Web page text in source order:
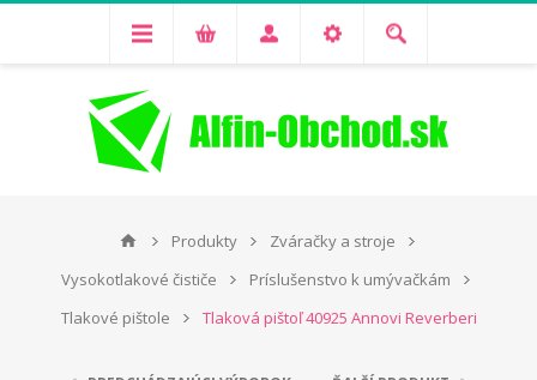
Produkty
Zváračky a stroje
Vysokotlakové čističe
Príslušenstvo k umývačkám
Tlakové pištole
Tlaková pištoľ 40925 Annovi Reverberi